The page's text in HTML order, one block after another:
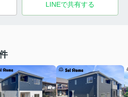
LINEで共有する